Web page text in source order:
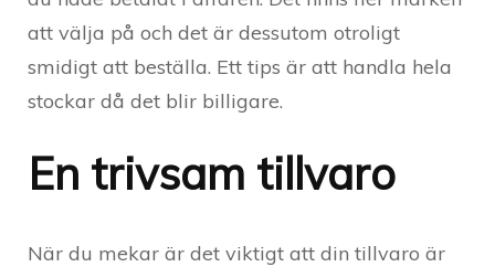
att välja på och det är dessutom otroligt
smidigt att beställa. Ett tips är att handla hela
stockar då det blir billigare.
En trivsam tillvaro
När du mekar är det viktigt att din tillvaro är